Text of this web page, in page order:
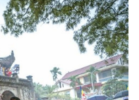
dân gian đã có từ rất
trò chơi, trò diễn
đã bị mai một và chỉ
thi dựng cây xôi hay trò